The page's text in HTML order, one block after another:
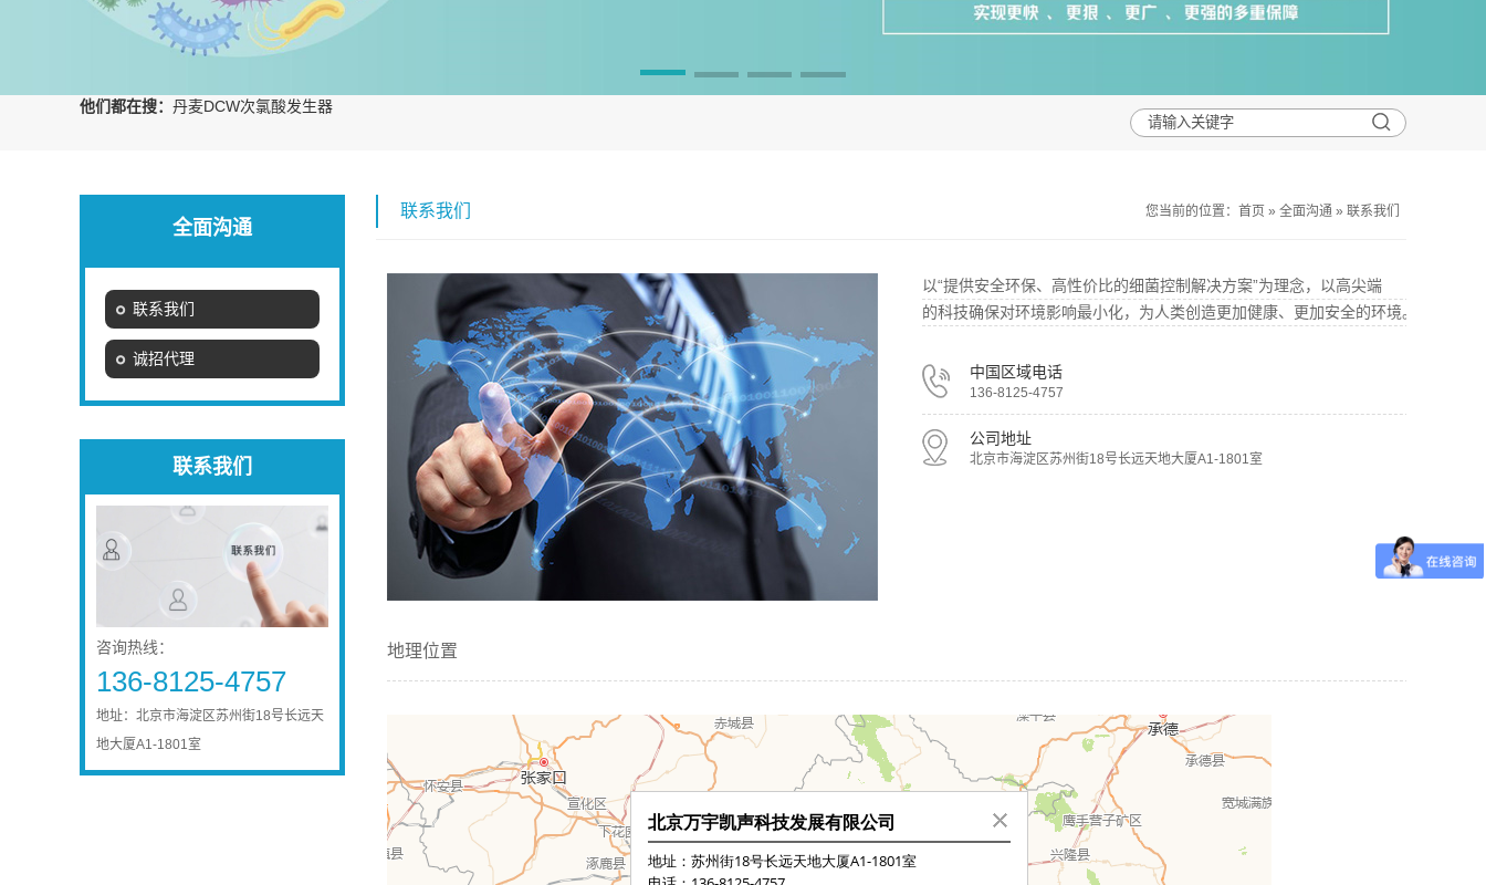
他们都在搜： 丹麦DCW次氯酸发生器
全面沟通
联系我们
诚招代理
联系我们
咨询热线：
136-8125-4757
地址：北京市海淀区苏州街18号长远天
地大厦A1-1801室
联系我们 您当前的位置： 首页 » 全面沟通 » 联系我们
以“提供安全环保、高性价比的细菌控制解决方案”为理念，以高尖端
的科技确保对环境影响最小化，为人类创造更加健康、更加安全的环境。
中国区域电话
136-8125-4757
公司地址
北京市海淀区苏州街18号长远天地大厦A1-1801室
地理位置